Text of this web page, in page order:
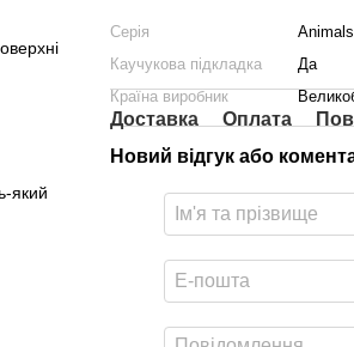
який
Серія
Каучукова підкладка
Да
Країна виробник
Доставка Оплата
Новий відгук або